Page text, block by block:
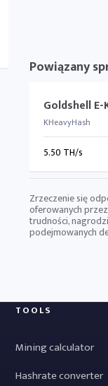
Powiązany
Goldshell E-
KHeavyHash
5.50 TH/s
Zrzeczenie się
oferowanych
trudności,
podejmowanych
TOOLS
Mining calculator
Hashrate converter